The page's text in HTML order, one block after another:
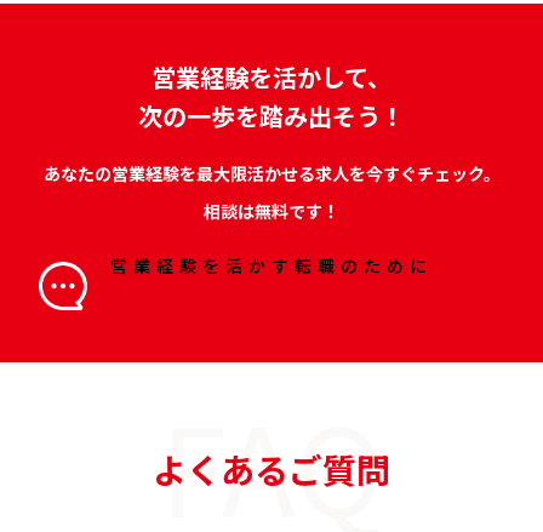
営業経験を活かして、
次の一歩を踏み出そう！
あなたの営業経験を最大限活かせる求人を今すぐチェック。
相談は無料です！
営業経験を活かす転職のために
FAQ
よくあるご質問